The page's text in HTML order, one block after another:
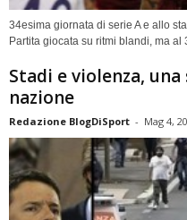
34esima giornata di serie A e allo
Partita giocata su ritmi blandi, ma al
Stadi e violenza,
nazione
Redazione BlogDiSport - Mag 4,